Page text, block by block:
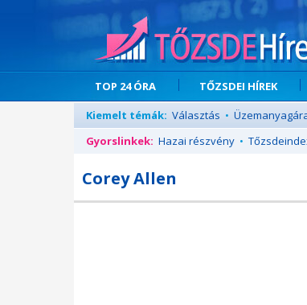
TOP 24 ÓRA TŐZSDEI HÍREK
Kiemelt témák: Választás •
Gyorslinkek: Hazai részvény •
Corey Allen